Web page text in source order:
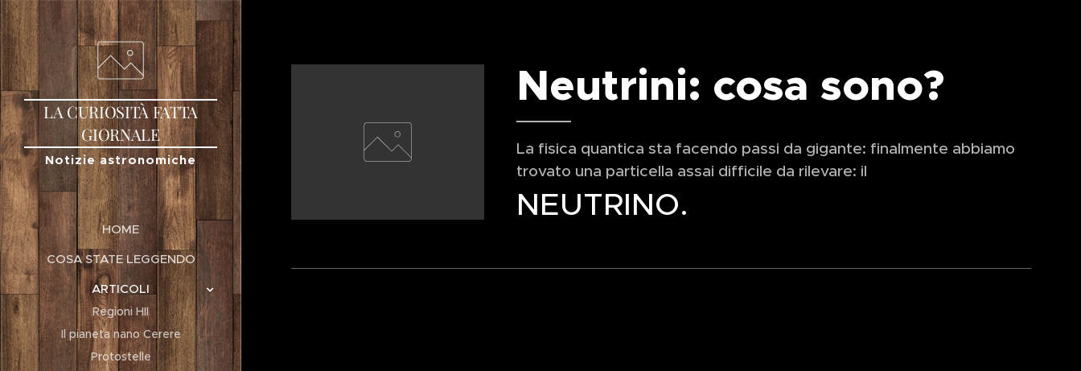
LA CURIOSITÀ FATTA
GIORNALE
Notizie astronomiche
HOME
COSA STATE LEGGENDO
ARTICOLI
Regioni HII
Il pianeta nano Cerere
Protostelle
Neutrini: cosa sono?
La fisica quantica sta facendo passi da gigante: finalmente abbiamo
trovato una particella assai difficile da rilevare: il
NEUTRINO.